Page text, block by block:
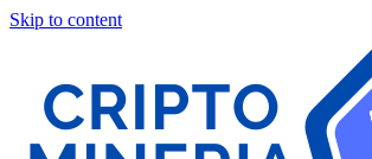
Skip to content